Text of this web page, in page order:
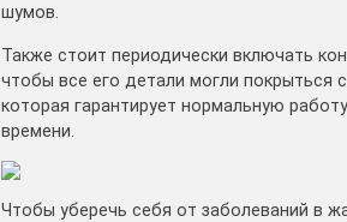
шумов.
Также стоит периодически включать
чтобы все его детали могли покрыться
которая гарантирует нормальную
времени.
Чтобы уберечь себя от заболеваний в